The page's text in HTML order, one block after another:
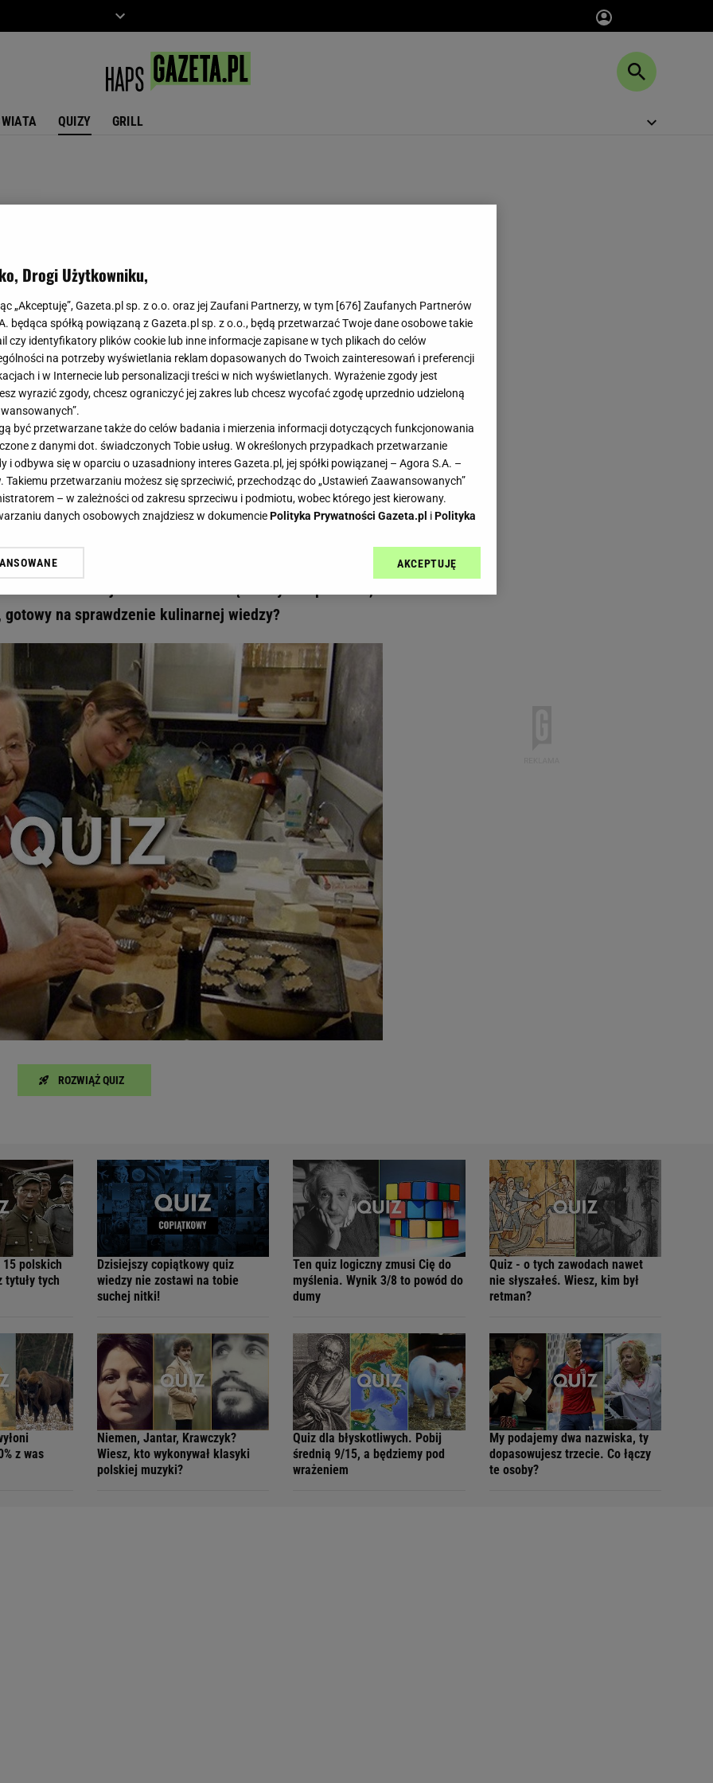
QUIZY GRILL
ryba w wodzie? 11/11 to dla ciebie bułka z masłem - Gazeta.pl I Haps.pl
się jak ryba w wodzie? 11/11 to dla
masz we krwi? W takim razie komplet punktów w
masłem. Jeśli jednak nie uda ci się zdobyć 11 punktów,
na sprawdzenie kulinarnej wiedzy?
ROZWIĄŻ QUIZ
15 polskich
tytuły tych
Dzisiejszy copiątkowy quiz
wiedzy nie zostawi na tobie
suchej nitki!
Ten quiz logiczny zmusi Cię do
myślenia. Wynik 3/8 to powód do
dumy
Quiz - o tych zawodach nawet
nie słyszałeś. Wiesz, kim był
retman?
z was
Niemen, Jantar, Krawczyk?
Wiesz, kto wykonywał klasyki
polskiej muzyki?
Quiz dla błyskotliwych. Pobij
średnią 9/15, a będziemy pod
wrażeniem
My podajemy dwa nazwiska, ty
dopasowujesz trzecie. Co łączy
te osoby?
Drogi Użytkowniku,
„Akceptuję”, Gazeta.pl sp. z o.o. oraz jej Zaufani Partnerzy, w tym [676] Zaufanych Partnerów
będąca spółką powiązaną z Gazeta.pl sp. z o.o., będą przetwarzać Twoje dane osobowe takie
czy identyfikatory plików cookie lub inne informacje zapisane w tych plikach do celów
na potrzeby wyświetlania reklam dopasowanych do Twoich zainteresowań i preferencji
i w Internecie lub personalizacji treści w nich wyświetlanych. Wyrażenie zgody jest
wyrazić zgody, chcesz ograniczyć jej zakres lub chcesz wycofać zgodę uprzednio udzieloną
być przetwarzane także do celów badania i mierzenia informacji dotyczących funkcjonowania
z danymi dot. świadczonych Tobie usług. W określonych przypadkach przetwarzanie
i odbywa się w oparciu o uzasadniony interes Gazeta.pl, jej spółki powiązanej – Agora S.A. –
Takiemu przetwarzaniu możesz się sprzeciwić, przechodząc do „Ustawień Zaawansowanych”
– w zależności od zakresu sprzeciwu i podmiotu, wobec którego jest kierowany.
danych osobowych znajdziesz w dokumenciePolityka Prywatności Gazeta.pl iPolityka
też zgodę na zainstalowanie i przechowywanie plików cookie Gazeta.pl sp. z o.o., jej
” w stopce serwisu i przechodząc do „Ustawień Zaawansowanych”. Zmiana ustawień
i Agora S.A. możemy przetwarzać dane osobowe w następujących celach:
geolokalizacyjnych. Aktywne skanowanie charakterystyki urządzenia do celów identyfikacji.
na urządzeniu lub dostęp do nich. Spersonalizowane reklamy i treści, pomiar reklam i treści,
usług.
Lista Zaufanych Partnerów
AKCEPTUJĘ